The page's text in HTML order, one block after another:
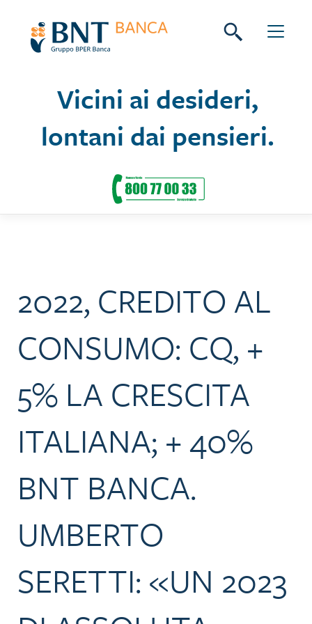
Vicini ai desideri,
lontani dai pensieri.
Seguici su:
2022, CREDITO AL
CONSUMO: CQ, +
5% LA CRESCITA
ITALIANA; + 40%
BNT BANCA.
UMBERTO
SERETTI: «UN 2023